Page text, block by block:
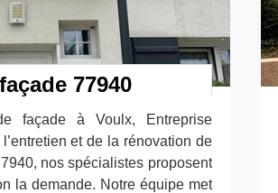
77940
façade à Voulx, Entreprise
et de la rénovation de
nos spécialistes proposent
la demande. Notre équipe met